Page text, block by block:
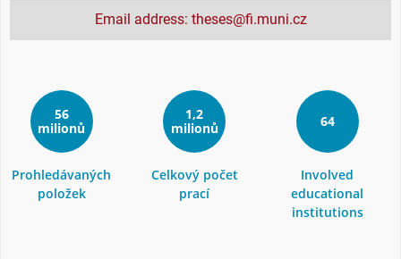
Email address: theses@fi.muni.cz
56
milionů
Prohledávaných
položek
1,2
milionů
Celkový počet
prací
64
Involved
educational
institutions